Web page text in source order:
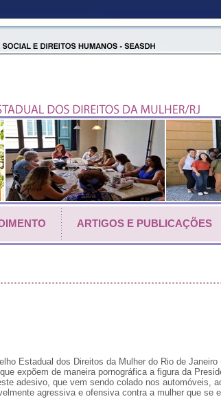
ARTIGOS E PUBLICAÇÕES
Estadual dos Direitos da Mulher do Rio de
expõem de maneira pornográfica a figura da
adesivo, que vem sendo colado nos automóveis,
agressiva e ofensiva contra a mulher que se